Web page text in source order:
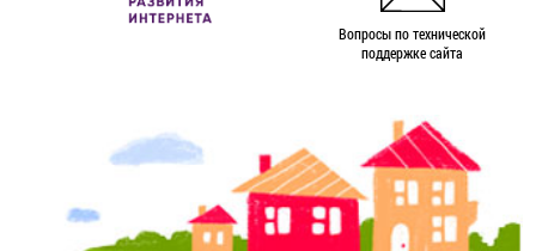
Вопросы по технической
поддержке сайта